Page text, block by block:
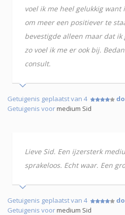
voel ik me heel gelukkig want
om meer een positiever te
bevestigde alleen maar dat ik
zo voel ik me er ook bij.
consult.
Getuigenis geplaatst van 4
Getuigenis voormedium Sid
Lieve Sid. Een ijzersterk
sprakeloos. Echt waar. Een
Getuigenis geplaatst van 4
Getuigenis voormedium Sid